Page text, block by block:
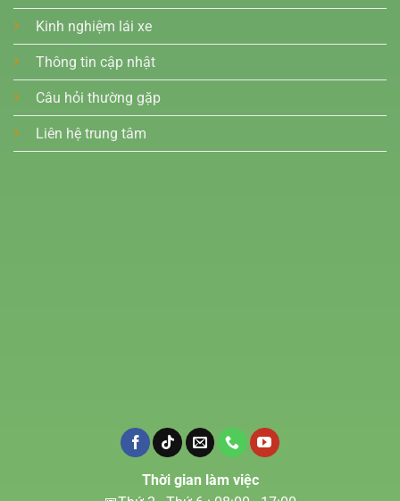
Kinh nghiệm lái xe
Thông tin cập nhật
Câu hỏi thường gặp
Liên hệ trung tâm
Thời gian làm việc